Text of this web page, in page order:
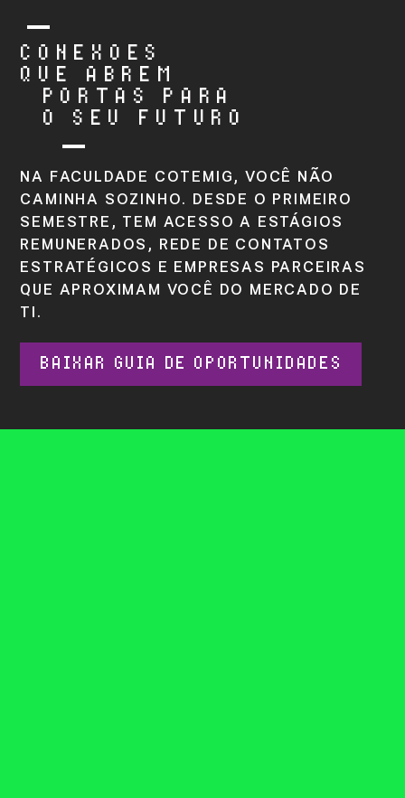
CONEX Õ ES
QUE ABREM
PORTAS PARA
O SEU FUTURO
NA FACULDADE COTEMIG, VOCÊ NÃO
CAMINHA SOZINHO. DESDE O PRIMEIRO
SEMESTRE, TEM ACESSO A ESTÁGIOS
REMUNERADOS, REDE DE CONTATOS
ESTRATÉGICOS E EMPRESAS PARCEIRAS
QUE APROXIMAM VOCÊ DO MERCADO DE
TI.
BAIXAR GUIA DE OPORTUNIDADES